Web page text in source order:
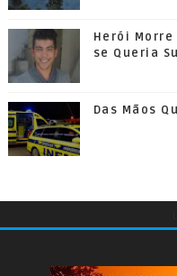
Herói
se Queria
Das Mãos